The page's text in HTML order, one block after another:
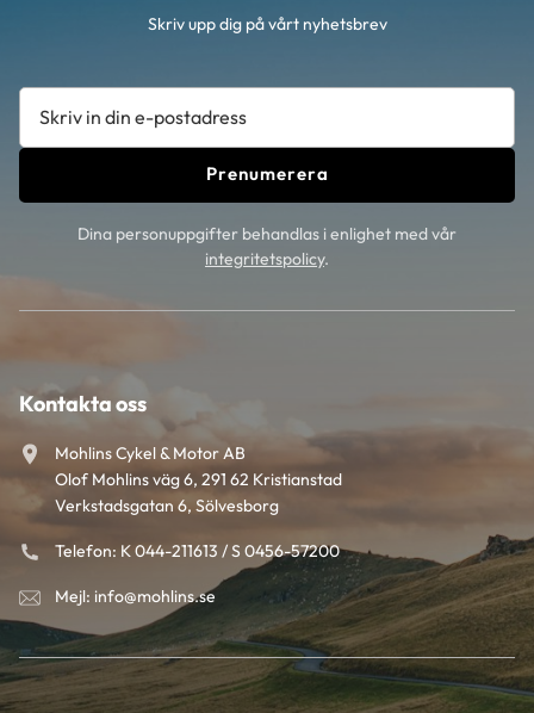
Skriv upp dig på vårt nyhetsbrev
Prenumerera
Dina personuppgifter behandlas i enlighet med vår
integritetspolicy.
Kontakta oss
Mohlins Cykel & Motor AB
Olof Mohlins väg 6, 291 62 Kristianstad
Verkstadsgatan 6, Sölvesborg
Telefon: K 044-211613 / S 0456-57200
Mejl: info@mohlins.se